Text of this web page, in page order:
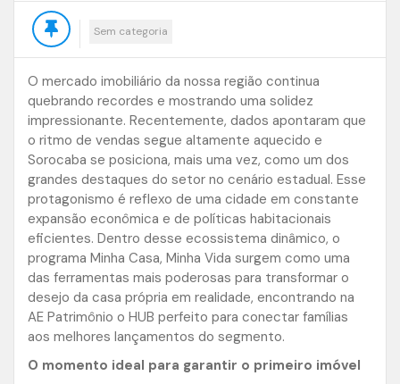
Sem categoria
O mercado imobiliário da nossa região continua
quebrando recordes e mostrando uma solidez
impressionante. Recentemente, dados apontaram que
o ritmo de vendas segue altamente aquecido e
Sorocaba se posiciona, mais uma vez, como um dos
grandes destaques do setor no cenário estadual. Esse
protagonismo é reflexo de uma cidade em constante
expansão econômica e de políticas habitacionais
eficientes. Dentro desse ecossistema dinâmico, o
programa Minha Casa, Minha Vida surgem como uma
das ferramentas mais poderosas para transformar o
desejo da casa própria em realidade, encontrando na
AE Patrimônio o HUB perfeito para conectar famílias
aos melhores lançamentos do segmento.
O momento ideal para garantir o primeiro imóvel